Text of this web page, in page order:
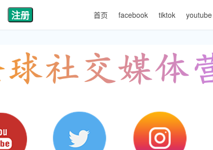
注册 首页 facebook tiktok youtube